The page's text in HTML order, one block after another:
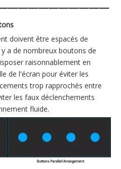
doivent être espacés de
a de nombreux boutons de
raisonnablement en
de l'écran pour éviter les
trop rapprochés entre
les faux déclenchements
fluide.